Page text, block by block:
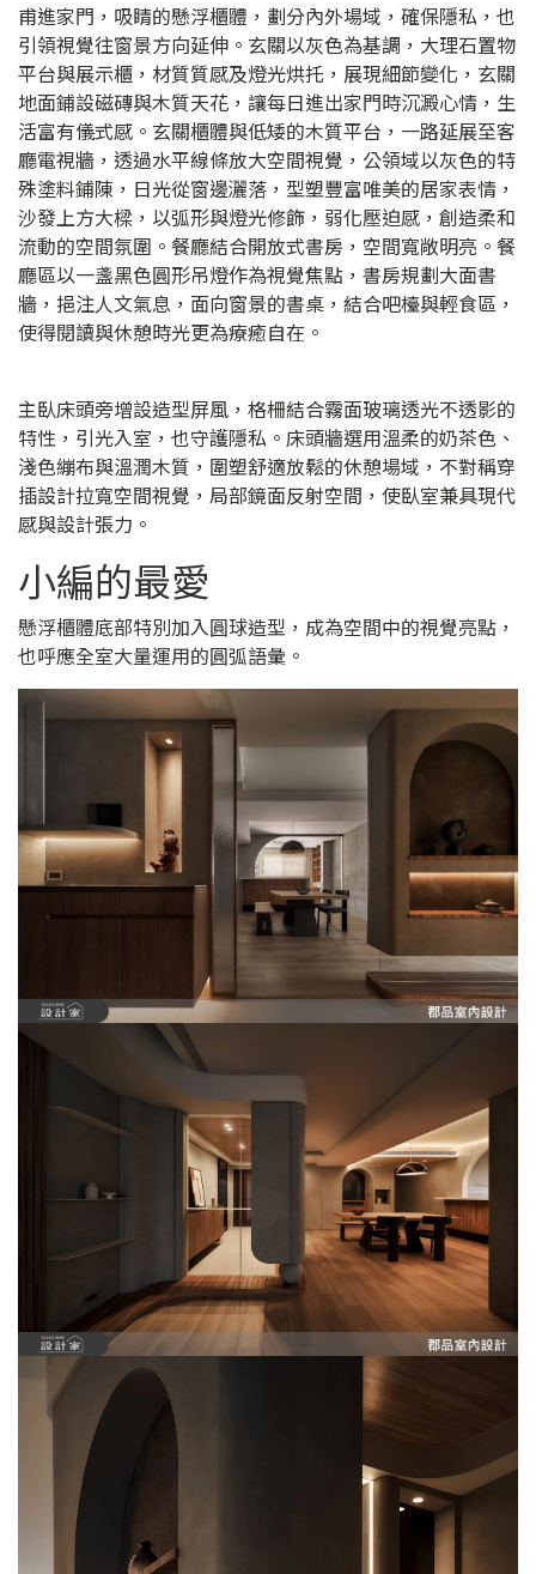
甫進家門，吸睛的懸浮櫃體，劃分內外場域，確保隱私，也
引領視覺往窗景方向延伸。玄關以灰色為基調，大理石置物
平台與展示櫃，材質質感及燈光烘托，展現細節變化，玄關
地面鋪設磁磚與木質天花，讓每日進出家門時沉澱心情，生
活富有儀式感。玄關櫃體與低矮的木質平台，一路延展至客
廳電視牆，透過水平線條放大空間視覺，公領域以灰色的特
殊塗料鋪陳，日光從窗邊灑落，型塑豐富唯美的居家表情，
沙發上方大樑，以弧形與燈光修飾，弱化壓迫感，創造柔和
流動的空間氛圍。餐廳結合開放式書房，空間寬敞明亮。餐
廳區以一盞黑色圓形吊燈作為視覺焦點，書房規劃大面書
牆，挹注人文氣息，面向窗景的書桌，結合吧檯與輕食區，
使得閱讀與休憩時光更為療癒自在。
主臥床頭旁增設造型屏風，格柵結合霧面玻璃透光不透影的
特性，引光入室，也守護隱私。床頭牆選用溫柔的奶茶色、
淺色繃布與溫潤木質，圍塑舒適放鬆的休憩場域，不對稱穿
插設計拉寬空間視覺，局部鏡面反射空間，使臥室兼具現代
感與設計張力。
小編的最愛
懸浮櫃體底部特別加入圓球造型，成為空間中的視覺亮點，
也呼應全室大量運用的圓弧語彙。